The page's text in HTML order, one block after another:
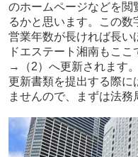
のホームページなどを閲
るかと思います。この数
営業年数が長ければ長い
ドエステート湘南もここ
→（2）へ更新されます。
更新書類を提出する際に
ませんので、まずは法務